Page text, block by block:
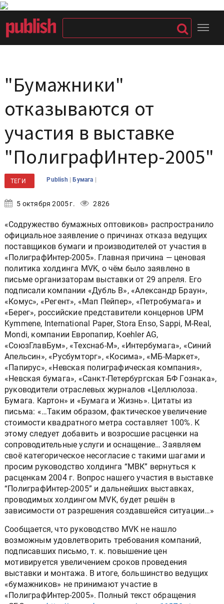
"Бумажники"
отказываются от
участия в выставке
"ПолиграфИнтер-2005"
ТЕГИ Publish |Бумага |
5 октября 2005 г. 2826
«Содружество бумажных оптовиков» распространило
официальное заявление о причинах отказа ведущих
поставщиков бумаги и производителей от участия в
«ПолиграфИнтер-2005». Главная причина — ценовая
политика холдинга MVK, о чём было заявлено в
письме организаторам выставки от 29 апреля. Его
подписали компании «Дубль В», «Александр Браун»,
«Комус», «Регент», «Мап Пейпер», «Петробумага» и
«Берег», российские представители концернов UPM
Kymmene, International Paper, Stora Enso, Sappi, M-Real,
Mondi, компании Европапир, Koehler AG,
«СоюзГлавБум», «Техснаб-М», «Интербумага», «Синий
Апельсин», «Русбумторг», «Косима», «МБ-Маркет»,
«Папирус», «Невская полиграфическая компания»,
«Невская бумага», «Санкт-Петербургская БФ Гознака»,
руководители отраслевых журналов «Целлюлоза.
Бумага. Картон» и «Бумага и Жизнь». Цитаты из
письма: «…Таким образом, фактическое увеличение
стоимости квадратного метра составляет 100%. К
этому следует добавить и возросшие расценки на
сопроводительные услуги и оснащение… Заявляем
своё категорическое несогласие с такими шагами и
просим руководство холдинга “МВК” вернуться к
расценкам 2004 г. Вопрос нашего участия в выставке
“ПолиграфИнтер-2005” и дальнейших выставках,
проводимых холдингом MVK, будет решён в
зависимости от разрешения создавшейся ситуации…»
Сообщается, что руководство MVK не нашло
возможным удовлетворить требования компаний,
подписавших письмо, т. к. повышение цен
мотивируется увеличением сроков проведения
выставки и монтажа. В итоге, большинство ведущих
«бумажников» не принимают участие в
«ПолиграфИнтер-2005». Полный текст обращения